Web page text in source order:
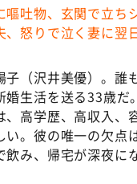
嘔吐物、玄関で立ち
、怒りで泣く妻に翌
（沢井美優）。誰
婚生活を送る33歳だ
、高学歴、高収入、
い。彼の唯一の欠点
飲み、帰宅が深夜に